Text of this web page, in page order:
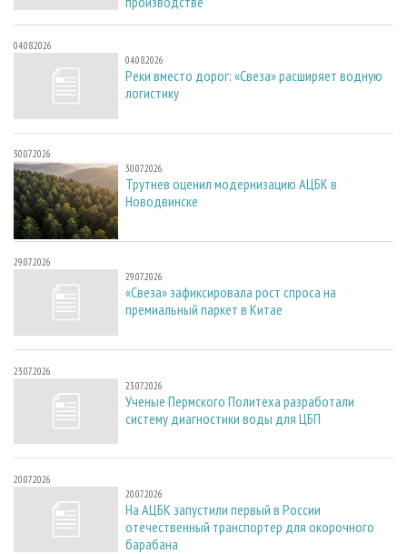
04.08.2026
04.08.2026
Реки вместо дорог: «Свеза» расширяет водную
логистику
30.07.2026
30.07.2026
Трутнев оценил модернизацию АЦБК в
Новодвинске
29.07.2026
29.07.2026
«Свеза» зафиксировала рост спроса на
премиальный паркет в Китае
23.07.2026
23.07.2026
Ученые Пермского Политеха разработали
систему диагностики воды для ЦБП
20.07.2026
20.07.2026
На АЦБК запустили первый в России
отечественный транспортер для окорочного
барабана